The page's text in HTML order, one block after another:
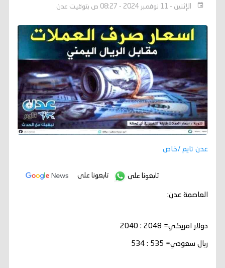
الإثنين - 11 نوفمبر 2024 - 08:27 ص بتوقيت عدن
عدن تايم /خاص
تابعونا على تابعونا على
العاصمة عدن:
دولار امريكي= 2048 : 2040
ريال سعودي= 535 : 534